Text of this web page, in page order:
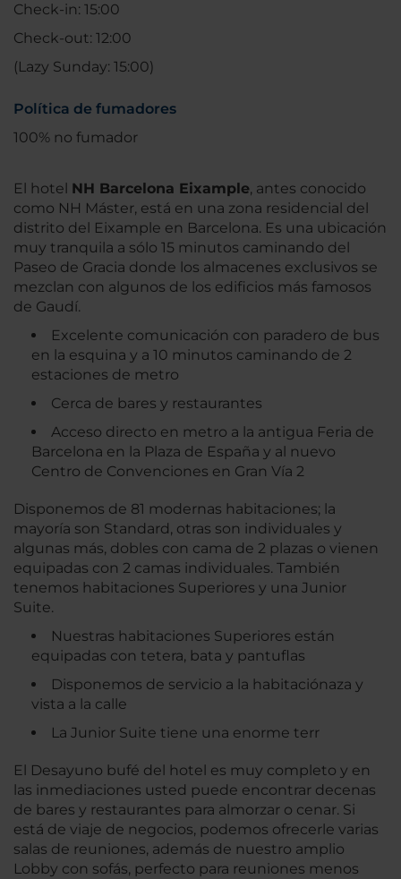
Check-in: 15:00
Check-out: 12:00
(Lazy Sunday: 15:00)
Política de fumadores
100% no fumador
El hotel NH Barcelona Eixample, antes conocido
como NH Máster, está en una zona residencial del
distrito del Eixample en Barcelona. Es una ubicación
muy tranquila a sólo 15 minutos caminando del
Paseo de Gracia donde los almacenes exclusivos se
mezclan con algunos de los edificios más famosos
de Gaudí.
Excelente comunicación con paradero de bus
en la esquina y a 10 minutos caminando de 2
estaciones de metro
Cerca de bares y restaurantes
Acceso directo en metro a la antigua Feria de
Barcelona en la Plaza de España y al nuevo
Centro de Convenciones en Gran Vía 2
Disponemos de 81 modernas habitaciones; la
mayoría son Standard, otras son individuales y
algunas más, dobles con cama de 2 plazas o vienen
equipadas con 2 camas individuales. También
tenemos habitaciones Superiores y una Junior
Suite.
Nuestras habitaciones Superiores están
equipadas con tetera, bata y pantuflas
Disponemos de servicio a la habitaciónaza y
vista a la calle
La Junior Suite tiene una enorme terr
El Desayuno bufé del hotel es muy completo y en
las inmediaciones usted puede encontrar decenas
de bares y restaurantes para almorzar o cenar. Si
está de viaje de negocios, podemos ofrecerle varias
salas de reuniones, además de nuestro amplio
Lobby con sofás, perfecto para reuniones menos